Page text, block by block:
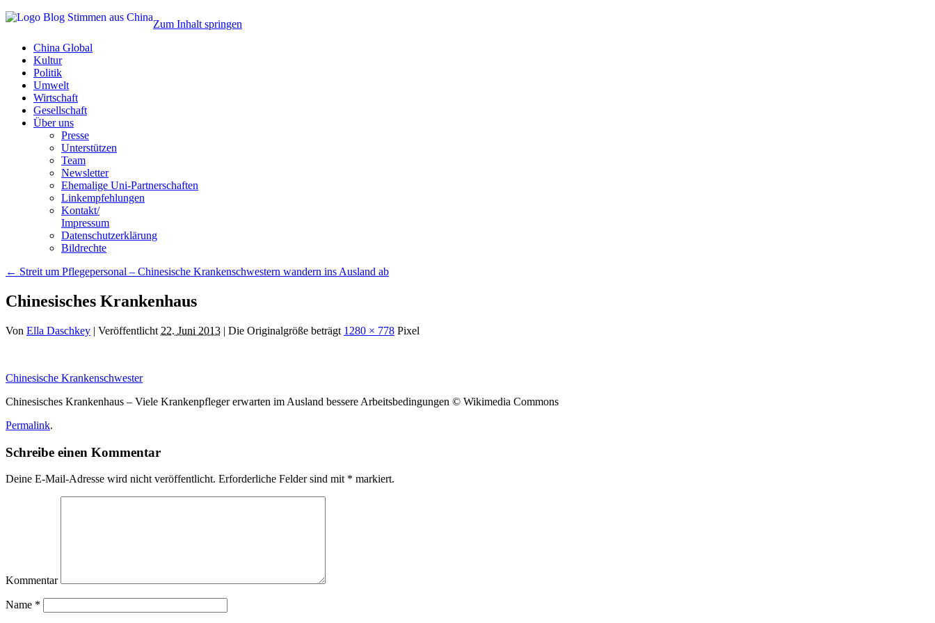
Zum Inhalt springen
China Global
Kultur
Politik
Umwelt
Wirtschaft
Gesellschaft
Über uns
Presse
Unterstützen
Team
Newsletter
Ehemalige Uni-Partnerschaften
Linkempfehlungen
Kontakt/
Impressum
Datenschutzerklärung
Bildrechte
← Streit um Pflegepersonal – Chinesische Krankenschwestern wandern ins Ausland ab
Chinesisches Krankenhaus
Von Ella Daschkey | Veröffentlicht 22. Juni 2013 | Die Originalgröße beträgt 1280 × 778 Pixel
Chinesische Krankenschwester
Chinesisches Krankenhaus – Viele Krankenpfleger erwarten im Ausland bessere Arbeitsbedingungen © Wikimedia Commons
Permalink.
Schreibe einen Kommentar
Deine E-Mail-Adresse wird nicht veröffentlicht. Erforderliche Felder sind mit * markiert.
Kommentar
Name *